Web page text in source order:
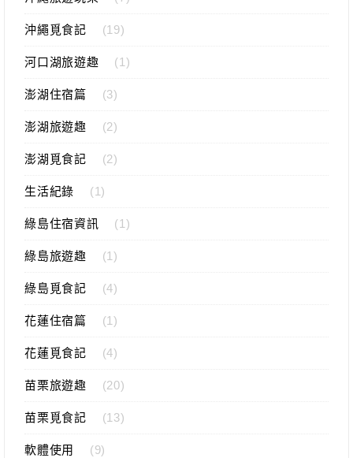
沖繩覓食記 (19)
河口湖旅遊趣 (1)
澎湖住宿篇 (3)
澎湖旅遊趣 (2)
澎湖覓食記 (2)
生活紀錄 (1)
綠島住宿資訊 (1)
綠島旅遊趣 (1)
綠島覓食記 (4)
花蓮住宿篇 (1)
花蓮覓食記 (4)
苗栗旅遊趣 (20)
苗栗覓食記 (13)
軟體使用 (9)